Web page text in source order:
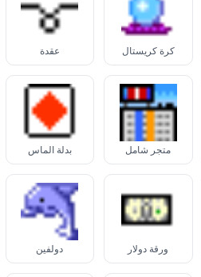
كرة كريستال عقدة
متجر شامل بدلة ألماس
ورقة دولار دولفين